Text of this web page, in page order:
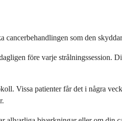
cancerbehandlingen som den
före varje strålningssession.
Vissa patienter får det i några